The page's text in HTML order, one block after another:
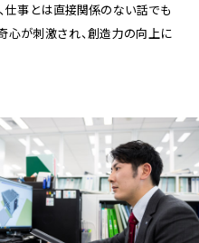
仕事とは直接関係のない話でも
心が刺激され、創造力の向上に